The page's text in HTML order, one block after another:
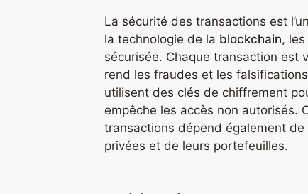
La sécurité des transactions est
la technologie de la blockchain,
sécurisée. Chaque transaction est
rend les fraudes et les
utilisent des clés de chiffrement
empêche les accès non autorisés.
transactions dépend également
privées et de leurs portefeuilles.